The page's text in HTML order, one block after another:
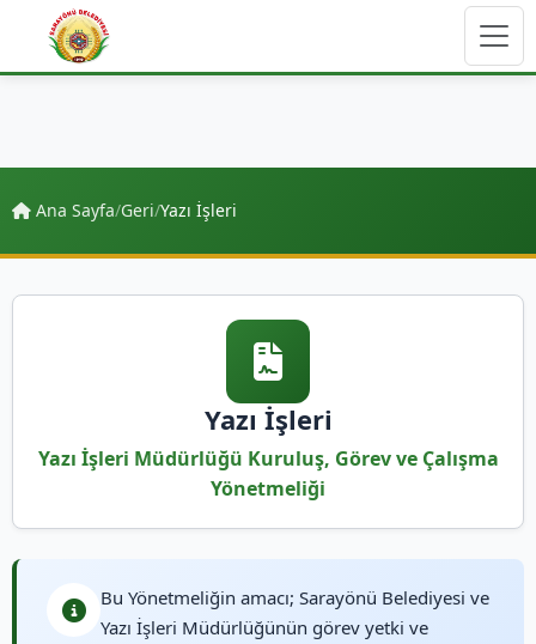
Ana Sayfa/Geri/Yazı İşleri
Yazı İşleri
Yazı İşleri Müdürlüğü Kuruluş, Görev ve Çalışma
Yönetmeliği
Bu Yönetmeliğin amacı; Sarayönü Belediyesi ve
Yazı İşleri Müdürlüğünün görev yetki ve